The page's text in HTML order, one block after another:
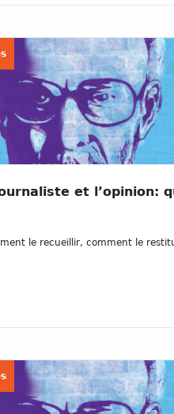
et l’opinion:
le recueillir, comment le